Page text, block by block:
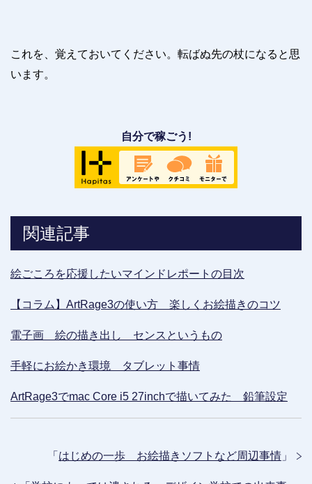
これを、覚えておいてください。転ばぬ先の杖になると思
います。
自分で稼ごう!
関連記事
絵ごころを応援したいマインドレポートの目次
【コラム】ArtRage3の使い方 楽しくお絵描きのコツ
電子画 絵の描き出し センスというもの
手軽にお絵かき環境 タブレット事情
ArtRage3でmac Core i5 27inchで描いてみた 鉛筆設定
「 はじめの一歩 お絵描きソフトなど周辺事情 」